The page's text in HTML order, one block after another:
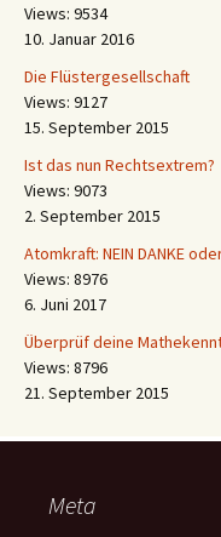
Views: 9534
10. Januar 2016
Die Flüstergesellschaft
Views: 9127
15. September 2015
Ist das nun Rechtsextrem?
Views: 9073
2. September 2015
Atomkraft: NEIN DANKE
Views: 8976
6. Juni 2017
Überprüf deine
Views: 8796
21. September 2015
Meta